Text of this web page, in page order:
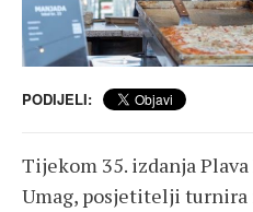
PODIJELI:
Tijekom 35. izdanja
Umag, posjetitelji